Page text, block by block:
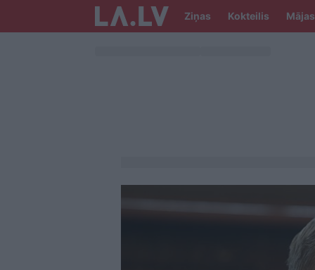
Ziņas Kokteilis Mājas